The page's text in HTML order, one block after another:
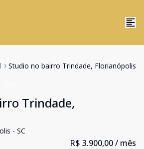
Studio no bairro Trindade, Florianópolis
Trindade,
- SC
R$ 3.900,00/ mês